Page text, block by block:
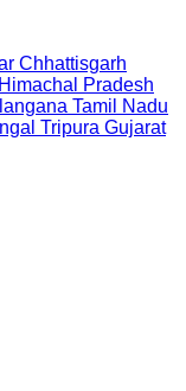
Chhattisgarh
Himachal Pradesh
Tamil Nadu
Tripura Gujarat